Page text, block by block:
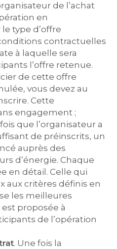
de l’achat
en
type d’offre
contractuelles
à laquelle sera
l’offre retenue.
de cette offre
vous devez au
Cette
engagement ;
que l’organisateur a
de préinscrits, un
auprès des
d’énergie. Chaque
en détail. Celle qui
aux critères définis en
les meilleures
proposée à
de l’opération
. Une fois la